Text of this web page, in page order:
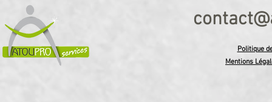
contact
Politique
Mentions